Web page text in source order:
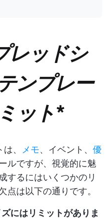
レッドシ
ンプレー
ット*
、 メモ、イベント、 優
ルですが、視覚的に魅
するにはいくつかのリ
点は以下の通りです。
にはリミットがありま